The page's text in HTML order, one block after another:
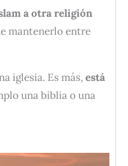
a otra religión
mantenerlo entre
iglesia. Es más,está
una biblia o una